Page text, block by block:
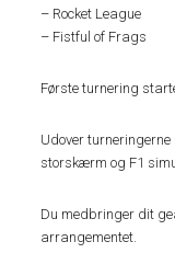
– Rocket League
– Fistful of Frags
Første turnering
Udover
storskærm og F1
Du medbringer dit
arrangementet.